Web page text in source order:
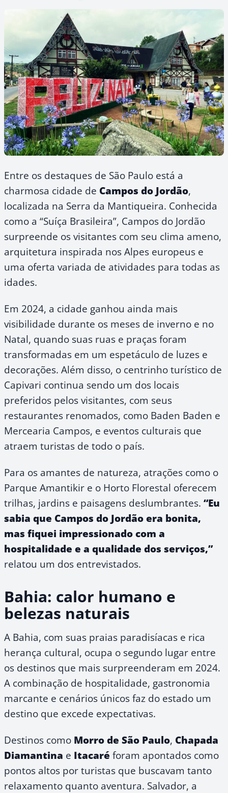
Entre os destaques de São Paulo está a
charmosa cidade de Campos do Jordão,
localizada na Serra da Mantiqueira. Conhecida
como a “Suíça Brasileira”, Campos do Jordão
surpreende os visitantes com seu clima ameno,
arquitetura inspirada nos Alpes europeus e
uma oferta variada de atividades para todas as
idades.
Em 2024, a cidade ganhou ainda mais
visibilidade durante os meses de inverno e no
Natal, quando suas ruas e praças foram
transformadas em um espetáculo de luzes e
decorações. Além disso, o centrinho turístico de
Capivari continua sendo um dos locais
preferidos pelos visitantes, com seus
restaurantes renomados, como Baden Baden e
Mercearia Campos, e eventos culturais que
atraem turistas de todo o país.
Para os amantes de natureza, atrações como o
Parque Amantikir e o Horto Florestal oferecem
trilhas, jardins e paisagens deslumbrantes. “Eu
sabia que Campos do Jordão era bonita,
mas fiquei impressionado com a
hospitalidade e a qualidade dos serviços,”
relatou um dos entrevistados.
Bahia: calor humano e
belezas naturais
A Bahia, com suas praias paradisíacas e rica
herança cultural, ocupa o segundo lugar entre
os destinos que mais surpreenderam em 2024.
A combinação de hospitalidade, gastronomia
marcante e cenários únicos faz do estado um
destino que excede expectativas.
Destinos como Morro de São Paulo, Chapada
Diamantina e Itacaré foram apontados como
pontos altos por turistas que buscavam tanto
relaxamento quanto aventura. Salvador, a